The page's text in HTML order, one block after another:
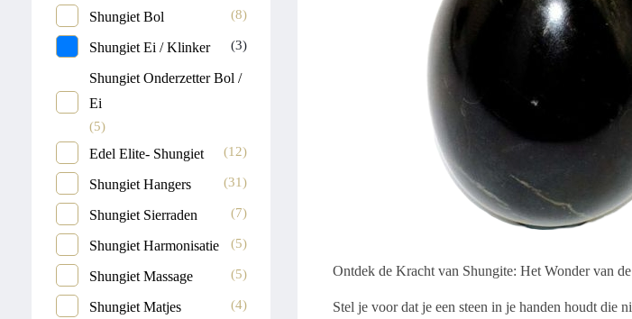
Ontdek de Kracht van Shungite: Het Wonder van
Stel je voor dat je een steen in je handen houdt die
Shungiet Bol (8)
Shungiet Ei / Klinker (3)
Shungiet Onderzetter Bol /
Ei
(5)
Edel Elite- Shungiet (12)
Shungiet Hangers (31)
Shungiet Sierraden (7)
Shungiet Harmonisatie (5)
Shungiet Massage (5)
Shungiet Matjes (4)